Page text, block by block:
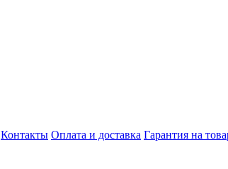
Контакты Оплата и доставка Гарантия на